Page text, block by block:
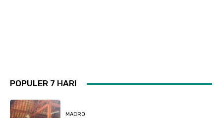
POPULER 7 HARI
MACRO